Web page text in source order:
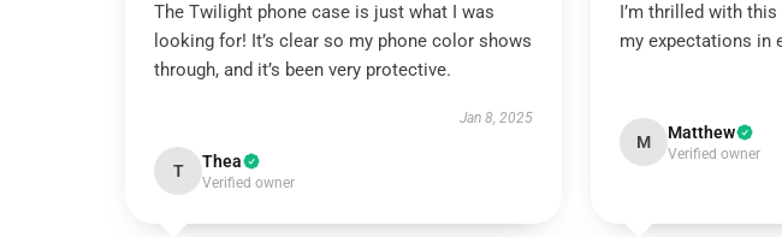
The Twilight phone case is just what I was
looking for! It’s clear so my phone color shows
through, and it’s been very protective.
Jan 8, 2025
T Thea
Verified owner
I’m thrilled with
my expectations in
M Matthew
Verified owner